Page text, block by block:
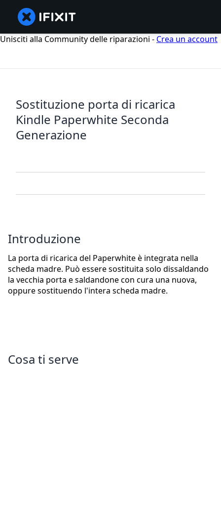
Unisciti alla Community delle riparazioni - Crea un account
Sostituzione porta di ricarica
Kindle Paperwhite Seconda
Generazione
Introduzione
La porta di ricarica del Paperwhite è integrata nella
scheda madre. Può essere sostituita solo dissaldando
la vecchia porta e saldandone con cura una nuova,
oppure sostituendo l'intera scheda madre.
Cosa ti serve